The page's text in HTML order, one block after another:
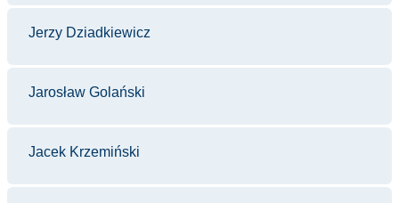
Jerzy Dziadkiewicz
Jarosław Golański
Jacek Krzemiński